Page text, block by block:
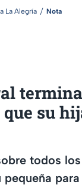
La Alegría Nota
su
todos